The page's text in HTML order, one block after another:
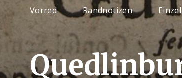
Vorred Randnotizen